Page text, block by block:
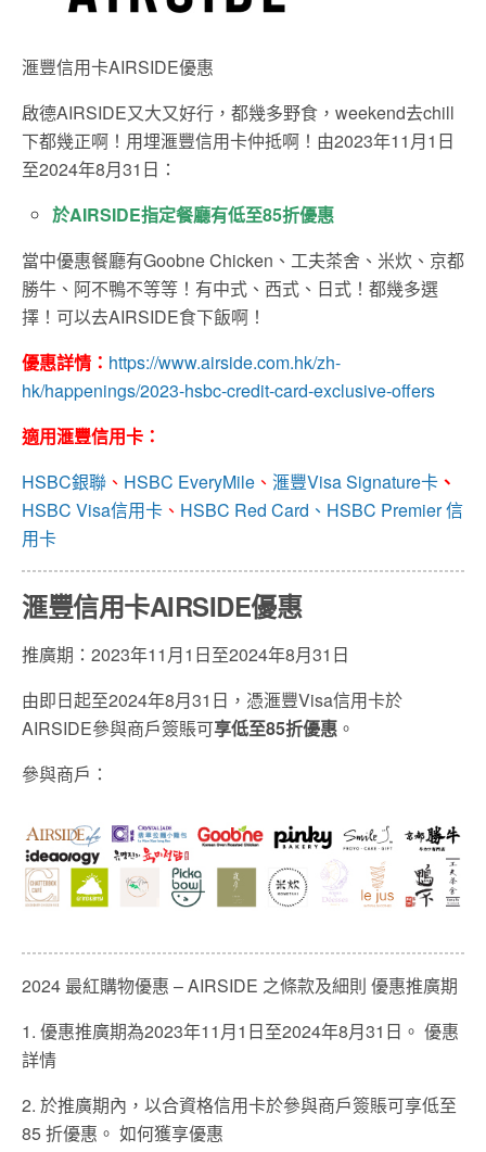
滙豐信用卡AIRSIDE優惠
啟德AIRSIDE又大又好行，都幾多野食，weekend去chill
下都幾正啊！用埋滙豐信用卡仲抵啊！由2023年11月1日
至2024年8月31日：
於AIRSIDE指定餐廳有低至85折優惠
當中優惠餐廳有Goobne Chicken、工夫茶舍、米炊、京都
勝牛、阿不鴨不等等！有中式、西式、日式！都幾多選
擇！可以去AIRSIDE食下飯啊！
優惠詳情： https://www.airside.com.hk/zh-
hk/happenings/2023-hsbc-credit-card-exclusive-offers
適用滙豐信用卡：
HSBC銀聯 、 HSBC EveryMile 、 滙豐Visa Signature卡 、
HSBC Visa信用卡 、 HSBC Red Card、 HSBC Premier 信
用卡
滙豐信用卡AIRSIDE優惠
推廣期：2023年11月1日至2024年8月31日
由即日起至2024年8月31日，憑滙豐Visa信用卡於
AIRSIDE參與商戶簽賬可享低至85折優惠 。
參與商戶：
2024 最紅購物優惠 – AIRSIDE 之條款及細則 優惠推廣期
1. 優惠推廣期為2023年11月1日至2024年8月31日。 優惠
詳情
2. 於推廣期內，以合資格信用卡於參與商戶簽賬可享低至
85 折優惠。 如何獲享優惠